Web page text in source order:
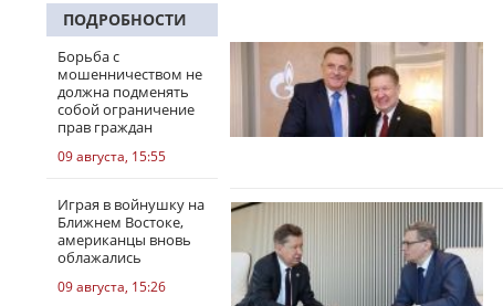
ПОДРОБНОСТИ
Борьба с
мошенничеством не
должна подменять
собой ограничение
прав граждан
09 августа, 15:55
Играя в войнушку на
Ближнем Востоке,
американцы вновь
облажались
09 августа, 15:26